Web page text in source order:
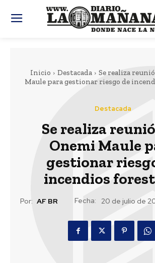
Inicio Destacada
Se realiza
Maule para gestionar riesgo de
Destacada
Se realiza
Onemi Maule
gestionar
incendios
Por: AF BR Fecha: 20 de julio de